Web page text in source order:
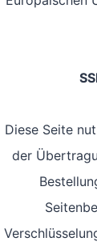
Diese Seite
der